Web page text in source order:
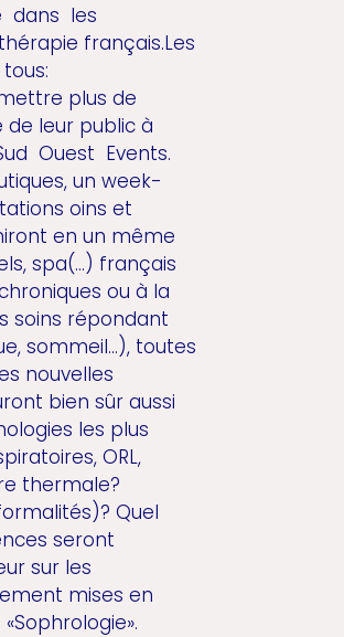
dans les
français.Les
plus de
leur public à
Ouest Events.
un week-
oins et
en un même
spa(...) français
ou à la
soins répondant
sommeil...), toutes
nouvelles
bien sûr aussi
les plus
ORL,
thermale?
Quel
seront
sur les
mises en